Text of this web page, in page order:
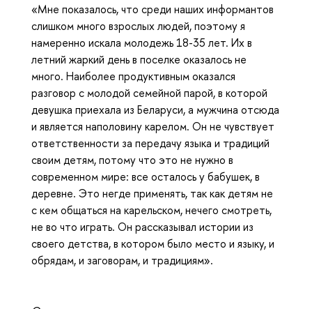
«Мне показалось, что среди наших информантов
слишком много взрослых людей, поэтому я
намеренно искала молодежь 18-35 лет. Их в
летний жаркий день в поселке оказалось не
много. Наиболее продуктивным оказался
разговор с молодой семейной парой, в которой
девушка приехала из Беларуси, а мужчина отсюда
и является наполовину карелом. Он не чувствует
ответственности за передачу языка и традиций
своим детям, потому что это не нужно в
современном мире: все осталось у бабушек, в
деревне. Это негде применять, так как детям не
с кем общаться на карельском, нечего смотреть,
не во что играть. Он рассказывал истории из
своего детства, в котором было место и языку, и
обрядам, и заговорам, и традициям».